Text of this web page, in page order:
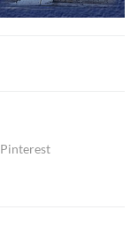
Pinterest